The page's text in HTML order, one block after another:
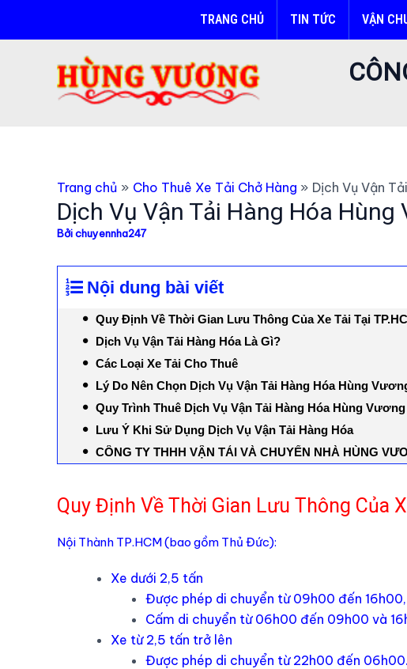
TRANG CHỦ TIN TỨC VẬN
Trang chủ Cho Thuê Xe Tải Chở Hàng Dịch Vụ Vận
Dịch Vụ Vận Tải Hàng Hóa
Bởichuyennha247
Nội dung bài viết
Quy Định Về Thời Gian Lưu Thông Của Xe Tải Tại
Dịch Vụ Vận Tải Hàng Hóa Là Gì?
Các Loại Xe Tải Cho Thuê
Lý Do Nên Chọn Dịch Vụ Vận Tải Hàng Hóa Hùng
Quy Trình Thuê Dịch Vụ Vận Tải Hàng Hóa Hùng Vương
Lưu Ý Khi Sử Dụng Dịch Vụ Vận Tải Hàng Hóa
CÔNG TY THHH VẬN TẢI VÀ CHUYỂN NHÀ HÙNG
Quy Định Về Thời Gian Lưu Thông Của
Nội Thành TP.HCM (bao gồm Thủ Đức):
Xe dưới 2,5 tấn
Được phép di chuyển từ 09h00 đến
Cấm di chuyển từ 06h00 đến 09h00 và
Xe từ 2,5 tấn trở lên
Được phép di chuyển từ 22h00 đến 06h00.